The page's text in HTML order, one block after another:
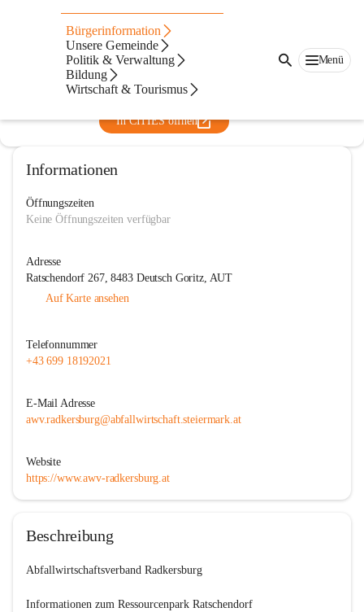
Bürgerinformation
Unsere Gemeinde
Politik & Verwaltung
Bildung
Wirtschaft & Tourismus
Menü
Abfallwirtschaftsverband
Radkersburg
@abfallwirtschaftsverband-radkersburg
Entsorgung
In CITIES öffnen
Informationen
Öffnungszeiten
Keine Öffnungszeiten verfügbar
Adresse
Ratschendorf 267, 8483 Deutsch Goritz, AUT
Auf Karte ansehen
Telefonnummer
+43 699 18192021
E-Mail Adresse
awv.radkersburg@abfallwirtschaft.steiermark.at
Website
https://www.awv-radkersburg.at
Beschreibung
Abfallwirtschaftsverband Radkersburg
Informationen zum Ressourcenpark Ratschendorf